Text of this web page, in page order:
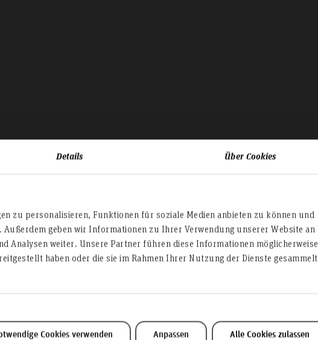
Details Über Cookies
zu personalisieren, Funktionen für soziale Medien anbieten zu können und
geben wir Informationen zu Ihrer Verwendung unserer Website an
Analysen weiter. Unsere Partner führen diese Informationen möglicherweise
haben oder die sie im Rahmen Ihrer Nutzung der Dienste gesammelt
Cookies verwenden Anpassen Alle Cookies zulassen
Willkommen
Hochschule